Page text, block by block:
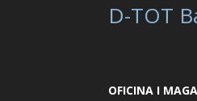
D-TOT
OFICINA I